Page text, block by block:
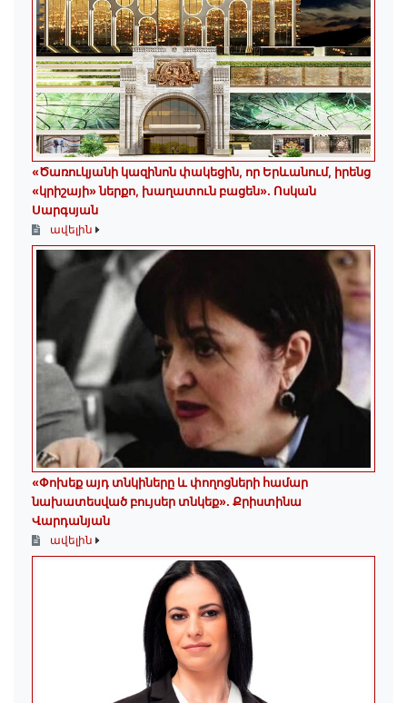
«Ծառուկյանի կազինոն փակեցին, որ Երևանում, իրենց
«կրիշայի» ներքո, խաղատուն բացեն»․ Ոսկան
Սարգսյան
ավելին
«Փոխեք այդ տնկիները և փողոցների համար
նախատեսված բույսեր տնկեք». Քրիստինա
Վարդանյան
ավելին